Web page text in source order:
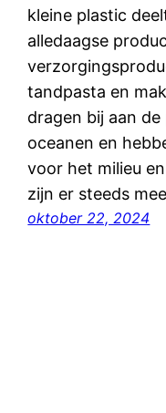
kleine plastic
alledaagse
tandpasta en
dragen bij aan
oceanen en
voor het milieu
zijn er steeds
oktober 22, 2024